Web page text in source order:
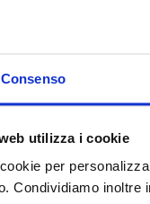
Consenso
utilizza i cookie
per
Condividiamo